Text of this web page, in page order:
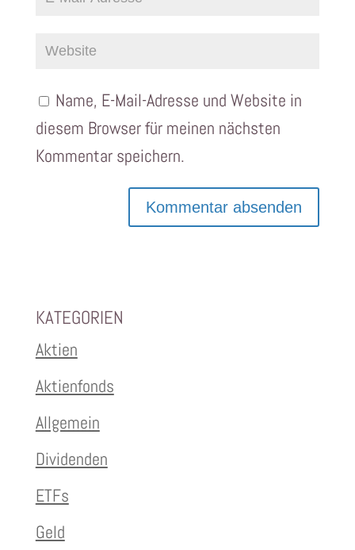
Name, E-Mail-Adresse und Website in
diesem Browser für meinen nächsten
Kommentar speichern.
KATEGORIEN
Aktien
Aktienfonds
Allgemein
Dividenden
ETFs
Geld